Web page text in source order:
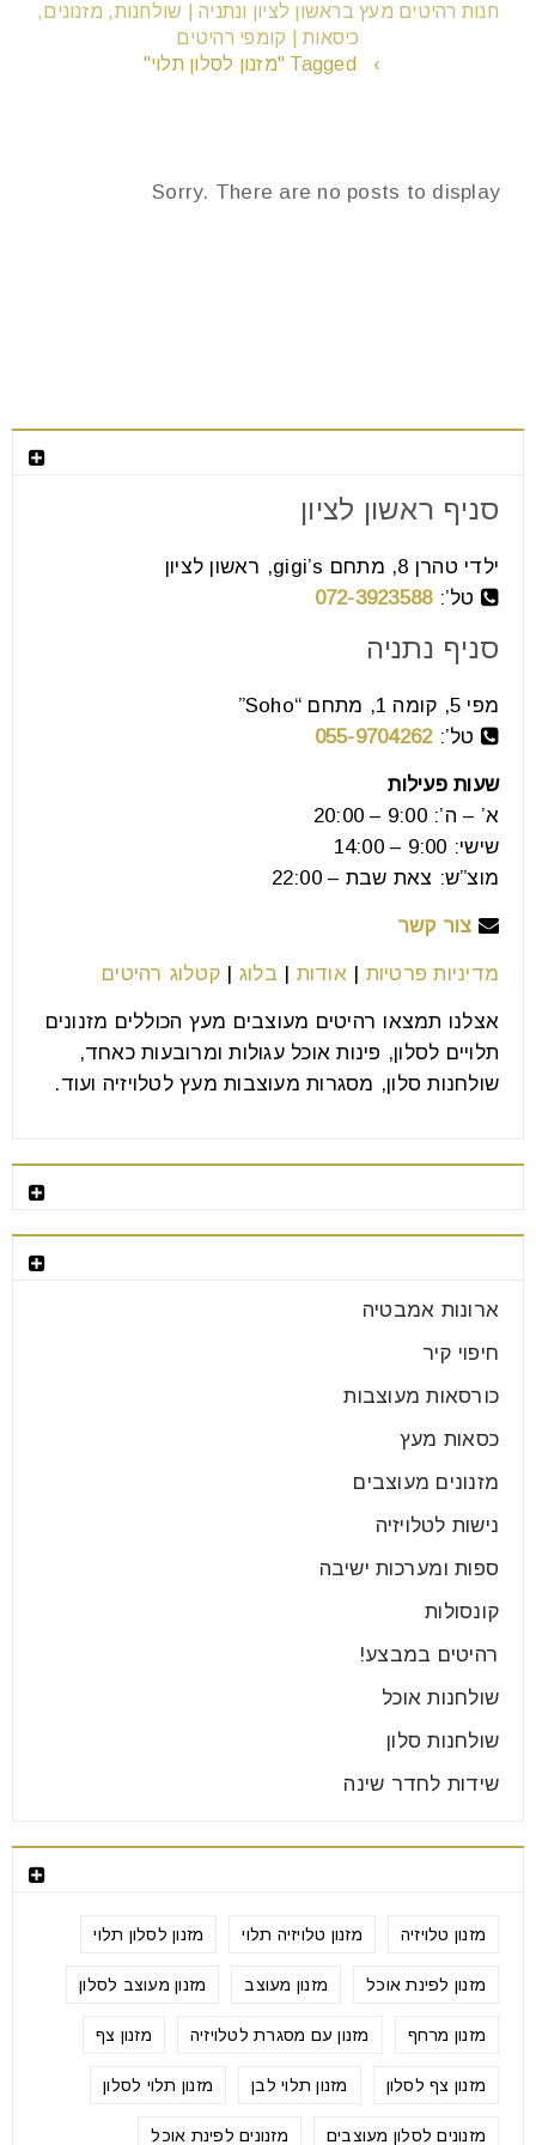
חנות רהיטים מעץ בראשון לציון ונתניה | שולחנות, מזנונים,
כיסאות | קומפי רהיטים
›
Tagged "מזנון לסלון תלוי"
Sorry. There are no posts to display
סניף ראשון לציון
ילדי טהרן 8, מתחם gigi’s, ראשון לציון
טל’:072-3923588
סניף נתניה
מפי 5, קומה 1, מתחם “Soho”
טל’:055-9704262
שעות פעילות
א’ – ה’: 9:00 – 20:00
שישי: 9:00 – 14:00
מוצ”ש: צאת שבת – 22:00
צור קשר
מדיניות פרטיות |אודות | בלוג | קטלוג רהיטים
אצלנו תמצאו רהיטים מעוצבים מעץ הכוללים מזנונים
תלויים לסלון, פינות אוכל עגולות ומרובעות כאחד,
שולחנות סלון, מסגרות מעוצבות מעץ לטלויזיה ועוד.
ארונות אמבטיה
חיפוי קיר
כורסאות מעוצבות
כסאות מעץ
מזנונים מעוצבים
נישות לטלויזיה
ספות ומערכות ישיבה
קונסולות
רהיטים במבצע!
שולחנות אוכל
שולחנות סלון
שידות לחדר שינה
מזנון טלויזיה מזנון טלויזיה תלוי מזנון לסלון תלוי
מזנון לפינת אוכל מזנון מעוצב מזנון מעוצב לסלון
מזנון מרחף מזנון עם מסגרת לטלויזיה מזנון צף
מזנון צף לסלון מזנון תלוי לבן מזנון תלוי לסלון
מזנונים לסלון מעוצבים מזנונים לפינת אוכל
spellcheck גופן קריא
כל